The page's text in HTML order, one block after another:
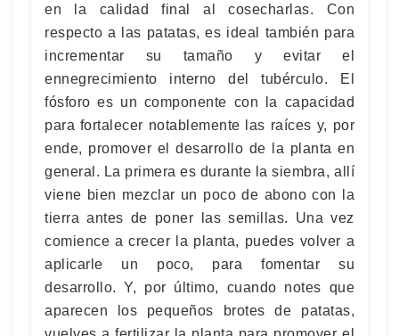
en la calidad final al cosecharlas. Con
respecto a las patatas, es ideal también para
incrementar su tamaño y evitar el
ennegrecimiento interno del tubérculo. El
fósforo es un componente con la capacidad
para fortalecer notablemente las raíces y, por
ende, promover el desarrollo de la planta en
general. La primera es durante la siembra, allí
viene bien mezclar un poco de abono con la
tierra antes de poner las semillas. Una vez
comience a crecer la planta, puedes volver a
aplicarle un poco, para fomentar su
desarrollo. Y, por último, cuando notes que
aparecen los pequeños brotes de patatas,